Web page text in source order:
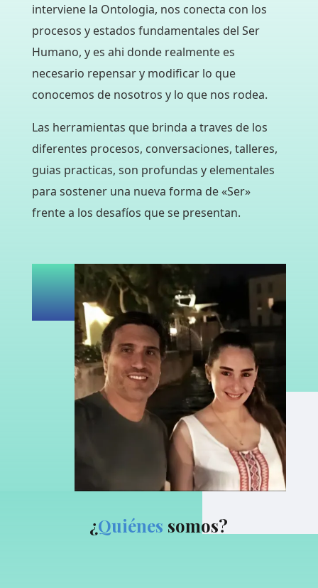
interviene la Ontologia, nos conecta con los
procesos y estados fundamentales del Ser
Humano, y es ahi donde realmente es
necesario repensar y modificar lo que
conocemos de nosotros y lo que nos rodea.
Las herramientas que brinda a traves de los
diferentes procesos, conversaciones, talleres,
guias practicas, son profundas y elementales
para sostener una nueva forma de «Ser»
frente a los desafíos que se presentan.
¿Quiénes somos?